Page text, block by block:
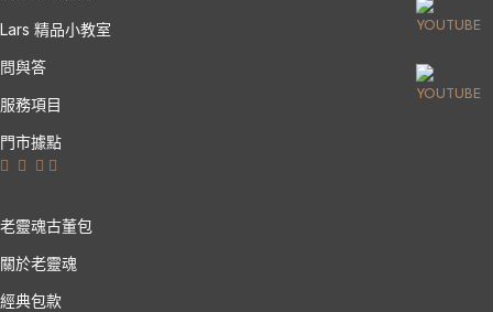
Lars 精品小教室
問與答
服務項目
門市據點
老靈魂古董包
關於老靈魂
經典包款